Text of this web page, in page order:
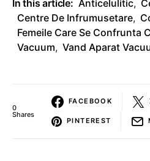
In this article: Anticelulitic,
Centre De Infrumusetare,
Femeile Care Se Confrunta
Vacuum, Vand Aparat
0
Shares
FACEBOOK
PINTEREST